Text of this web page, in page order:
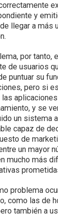
y
llegar a más
por tanto,
de usuarios
puntuar su
pero si
las
y se
un sistema
capaz de
de
un mayor
mucho más
problema
como las de
también a